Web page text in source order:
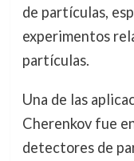
de partículas,
experimentos
partículas.
Una de las
Cherenkov fue
detectores de